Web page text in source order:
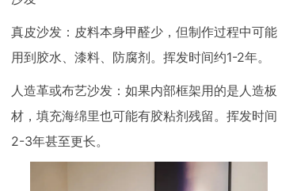
真皮沙发：皮料本身甲醛少，但制作过程中可能
用到胶水、漆料、防腐剂。挥发时间约1-2年。
人造革或布艺沙发：如果内部框架用的是人造板
材，填充海绵里也可能有胶粘剂残留。挥发时间
2-3年甚至更长。